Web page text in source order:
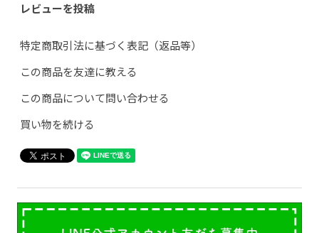
レビューを投稿
特定商取引法に基づく表記（返品等）
この商品を友達に教える
この商品について問い合わせる
買い物を続ける